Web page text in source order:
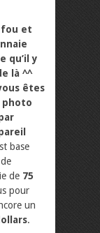
fou et
qu’il y
là ^^
êtes
photo
base
de
de 75
pour
un
.